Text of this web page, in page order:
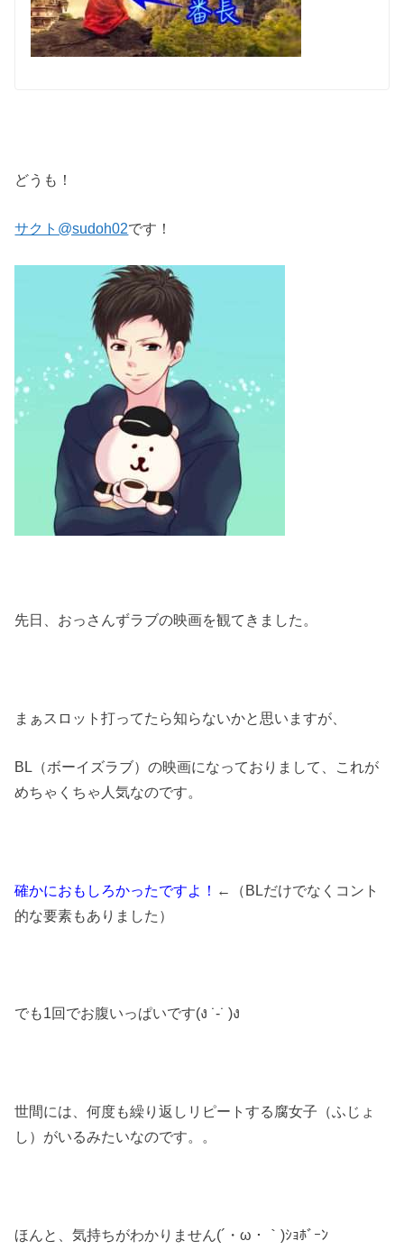
どうも！
サクト@sudoh02です！
先日、おっさんずラブの映画を観てきました。
まぁスロット打ってたら知らないかと思いますが、
BL（ボーイズラブ）の映画になっておりまして、これが
めちゃくちゃ人気なのです。
確かにおもしろかったですよ！ ←（BLだけでなくコント
的な要素もありました）
でも1回でお腹いっぱいです(ง ˙-˙ )ง
世間には、何度も繰り返しリピートする腐女子（ふじょ
し）がいるみたいなのです。。
ほんと、気持ちがわかりません(´・ω・｀)ｼｮﾎﾞｰﾝ